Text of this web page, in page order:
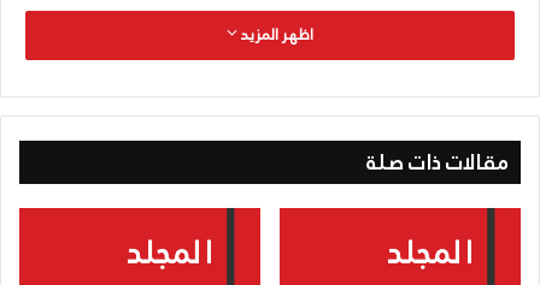
إنّ تاريخ القضايا الكبرى في العالم هو في الحقيقة تاريخ الصراع الذي نذكره
والذي كشف الزعيم عن حقيقته في مجرى الحياة والأدب في كتابه الصراع
إذا كان لا بد من ضرب مثل فإننا نضرب الديانتنين المسيحية والمحمدية،
مثلاً. فلولا الصراع بين المسيح ونفسيته وتعاليمه من جهة وبيئة الكتبة
والفريسيين ونفسيتهم والتعاليم القدسية من جهة أخرى لما ظهرت
فضائل المسيحية وأوجدت قضية يتمسك بها ملايين الناس المتزايدين.
وكذلك المحمدية فلولا ما قام من نزاع بين محمد وتعاليمه من جهة وبيئة
اظهر المزيد
مقالات ذات صلة